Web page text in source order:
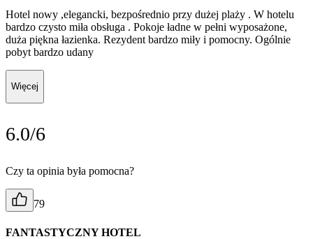
Hotel nowy ,elegancki, bezpośrednio przy dużej plaży . W hotelu
bardzo czysto miła obsługa . Pokoje ładne w pełni wyposażone,
duża piękna łazienka. Rezydent bardzo miły i pomocny. Ogólnie
pobyt bardzo udany
Więcej
6.0/6
Czy ta opinia była pomocna?
79
FANTASTYCZNY HOTEL